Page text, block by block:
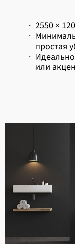
· 2550 ×
·
простая
·
или